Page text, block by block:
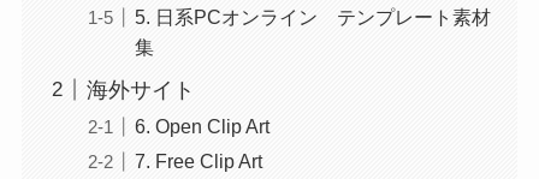
5. 日系PCオンライン テンプレート素材
集
海外サイト
6. Open Clip Art
7. Free Clip Art